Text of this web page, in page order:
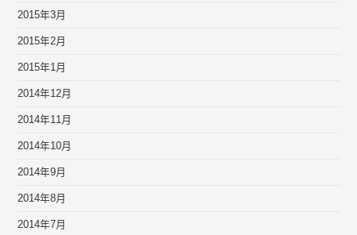
2015年3月
2015年2月
2015年1月
2014年12月
2014年11月
2014年10月
2014年9月
2014年8月
2014年7月